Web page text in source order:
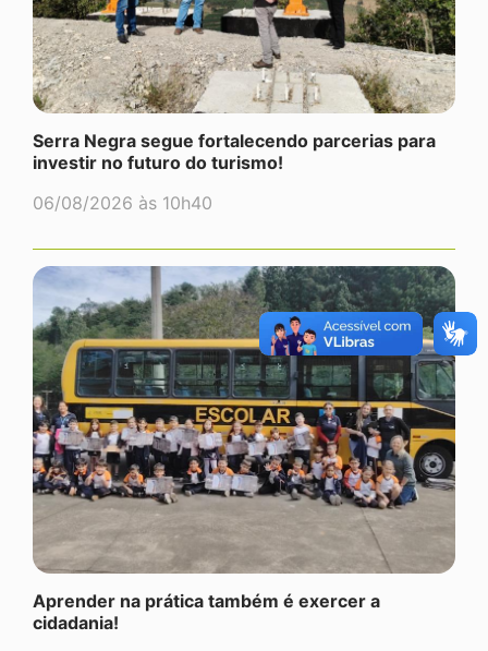
Serra Negra segue fortalecendo parcerias para
investir no futuro do turismo!
06/08/2026 às 10h40
Aprender na prática também é exercer a
cidadania!